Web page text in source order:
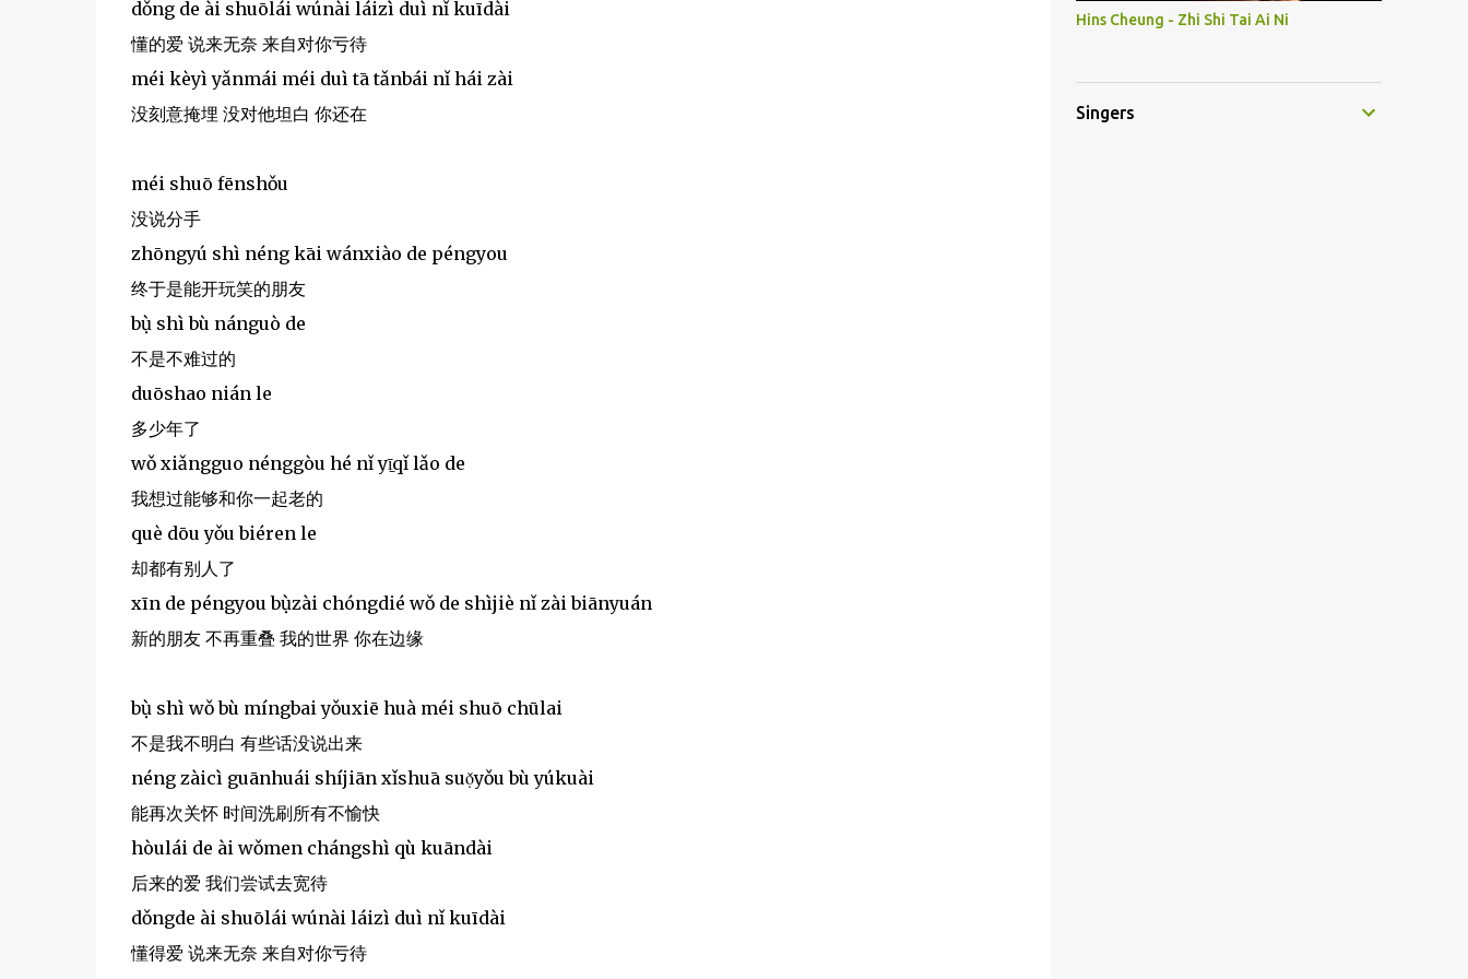
dǒng de ài shuōlái wúnài láizì duì nǐ kuīdài
懂的爱 说来无奈 来自对你亏待
méi kèyì yǎnmái méi duì tā tǎnbái nǐ hái zài
没刻意掩埋 没对他坦白 你还在
méi shuō fēnshǒu
没说分手
zhōngyú shì néng kāi wánxiào de péngyou
终于是能开玩笑的朋友
bụ̀ shì bù nánguò de
不是不难过的
duōshao nián le
多少年了
wǒ xiǎngguo nénggòu hé nǐ yī̠qǐ lǎo de
我想过能够和你一起老的
què dōu yǒu biéren le
却都有别人了
xīn de péngyou bụ̀zài chóngdié wǒ de shìjiè nǐ zài biānyuán
新的朋友 不再重叠 我的世界 你在边缘
bụ̀ shì wǒ bù míngbai yǒuxiē huà méi shuō chūlai
不是我不明白 有些话没说出来
néng zàicì guānhuái shíjiān xǐshuā suọ̌yǒu bù yúkuài
能再次关怀 时间洗刷所有不愉快
hòulái de ài wǒmen chángshì qù kuāndài
后来的爱 我们尝试去宽待
dǒngde ài shuōlái wúnài láizì duì nǐ kuīdài
懂得爱 说来无奈 来自对你亏待
Hins Cheung - Zhi Shi Tai Ai Ni
Singers